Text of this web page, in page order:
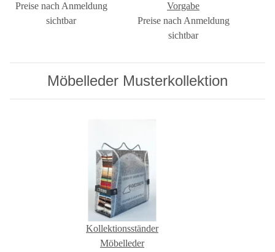
Preise nach Anmeldung
sichtbar
Vorgabe
Preise nach Anmeldung
sichtbar
Möbelleder Musterkollektion
Kollektionsständer
Möbelleder